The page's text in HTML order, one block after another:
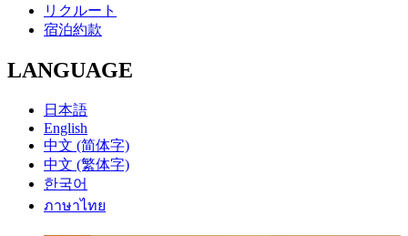
リクルート
宿泊約款
LANGUAGE
日本語
English
中文 (简体字)
中文 (繁体字)
한국어
ภาษาไทย